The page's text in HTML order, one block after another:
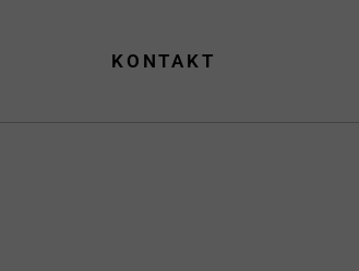
KONTAKT